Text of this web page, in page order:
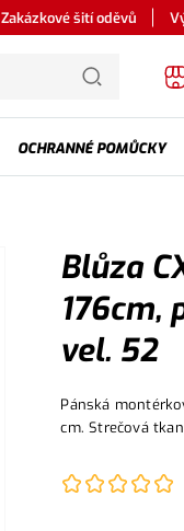
Zakázkové šití oděvů
OCHRANNÉ POMŮCKY
Blůza
176cm,
vel. 52
Pánská
cm. Strečová
manžetou,
na zip a druky,